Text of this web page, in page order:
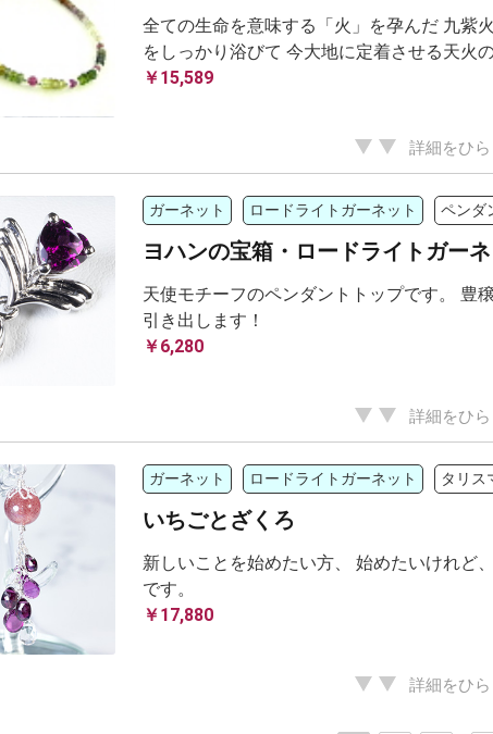
全ての生命を意味する「火」を孕んだ 九紫
をしっかり浴びて 今大地に定着させる天火
￥15,589
詳細をひら
ガーネット ロードライトガーネット ペンダ
ヨハンの宝箱・ロードライトガー
天使モチーフのペンダントトップです。 豊
引き出します！
￥6,280
詳細をひら
ガーネット ロードライトガーネット タリス
いちごとざくろ
新しいことを始めたい方、 始めたいけれど
です。
￥17,880
詳細をひら